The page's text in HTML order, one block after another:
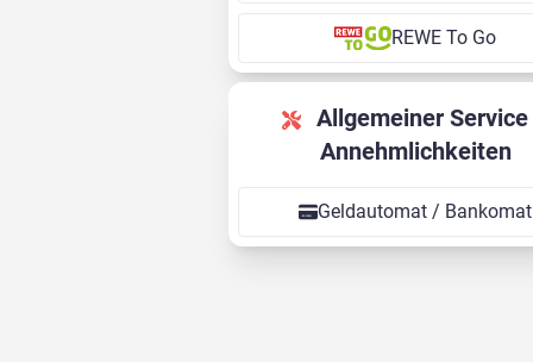
REWE To Go
Annehmlichkeiten
Geldautomat / Bankomat